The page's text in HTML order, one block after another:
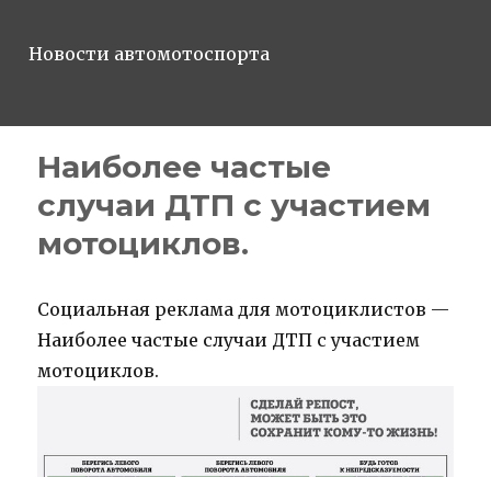
Новости автомотоспорта
Наиболее частые
случаи ДТП с участием
мотоциклов.
Социальная реклама для мотоциклистов —
Наиболее частые случаи ДТП с участием
мотоциклов.